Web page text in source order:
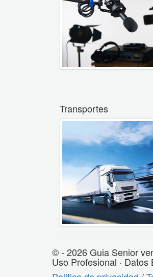
Transportes
© - 2026 Guia Senior
Uso Profesional · Datos